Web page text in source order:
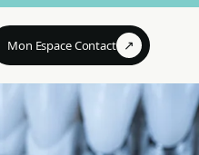
Mon Espace Contact ↗